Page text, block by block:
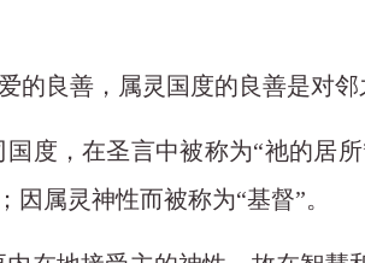
的良善，属灵国度的良善是对
度，在圣言中被称为“祂的居
因属灵神性而被称为“基督”。